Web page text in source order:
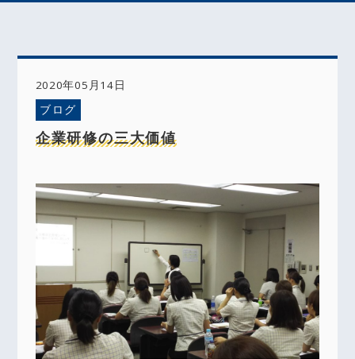
2020年05月14日
ブログ
企業研修の三大価値